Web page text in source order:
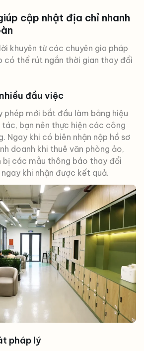
cập nhật địa chỉ nhanh
khuyên từ các chuyên gia pháp
có thể rút ngắn thời gian thay đổi
đầu việc
phép mới bắt đầu làm bảng hiệu
bạn nên thực hiện các công
Ngay khi có biên nhận nộp hồ sơ
doanh khi thuê văn phòng ảo,
bị các mẫu thông báo thay đổi
khi nhận được kết quả.
pháp lý